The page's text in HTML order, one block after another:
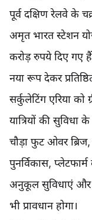
पूर्व दक्षिण रेलवे के
अमृत भारत स्टेशन
करोड़ रुपये दिए गए
नया रूप देकर
सर्कुलेटिंग एरिया को
यात्रियों की
चौड़ा फुट ओवर
पुनर्विकास,
अनुकूल सुविधाएं और
भी प्रावधान होगा।